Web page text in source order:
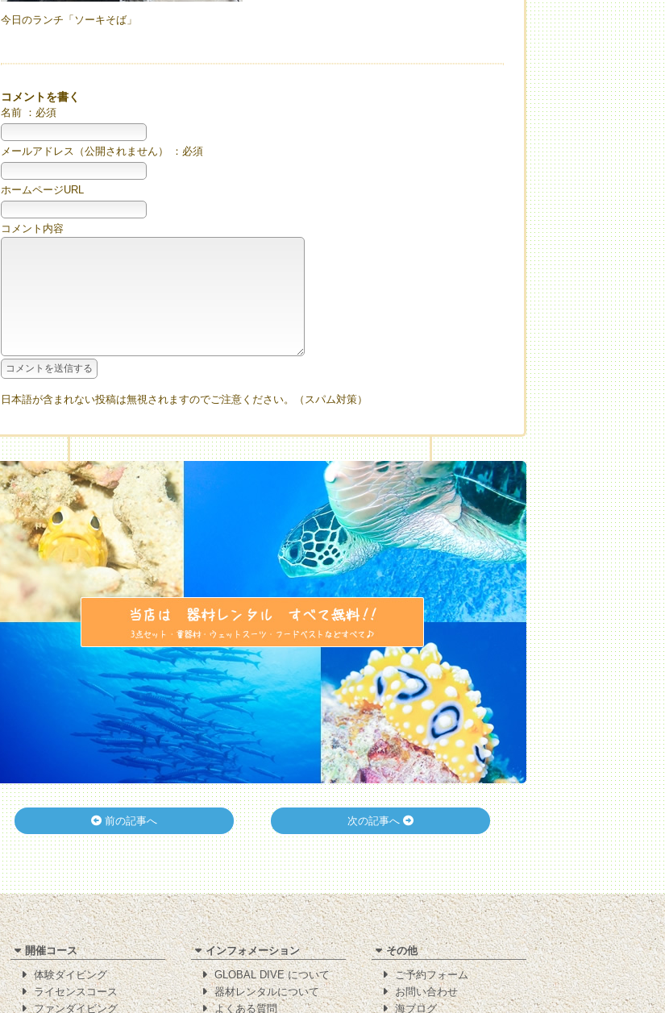
今日のランチ「ソーキそば」
コメントを書く
名前 ：必須
メールアドレス（公開されません） ：必須
ホームページURL
コメント内容
日本語が含まれない投稿は無視されますのでご注意ください。（スパム対策）
前の記事へ 次の記事へ
開催コース
体験ダイビング
ライセンスコース
ファンダイビング
インフォメーション
GLOBAL DIVE について
器材レンタルについて
よくある質問
その他
ご予約フォーム
お問い合わせ
海ブログ